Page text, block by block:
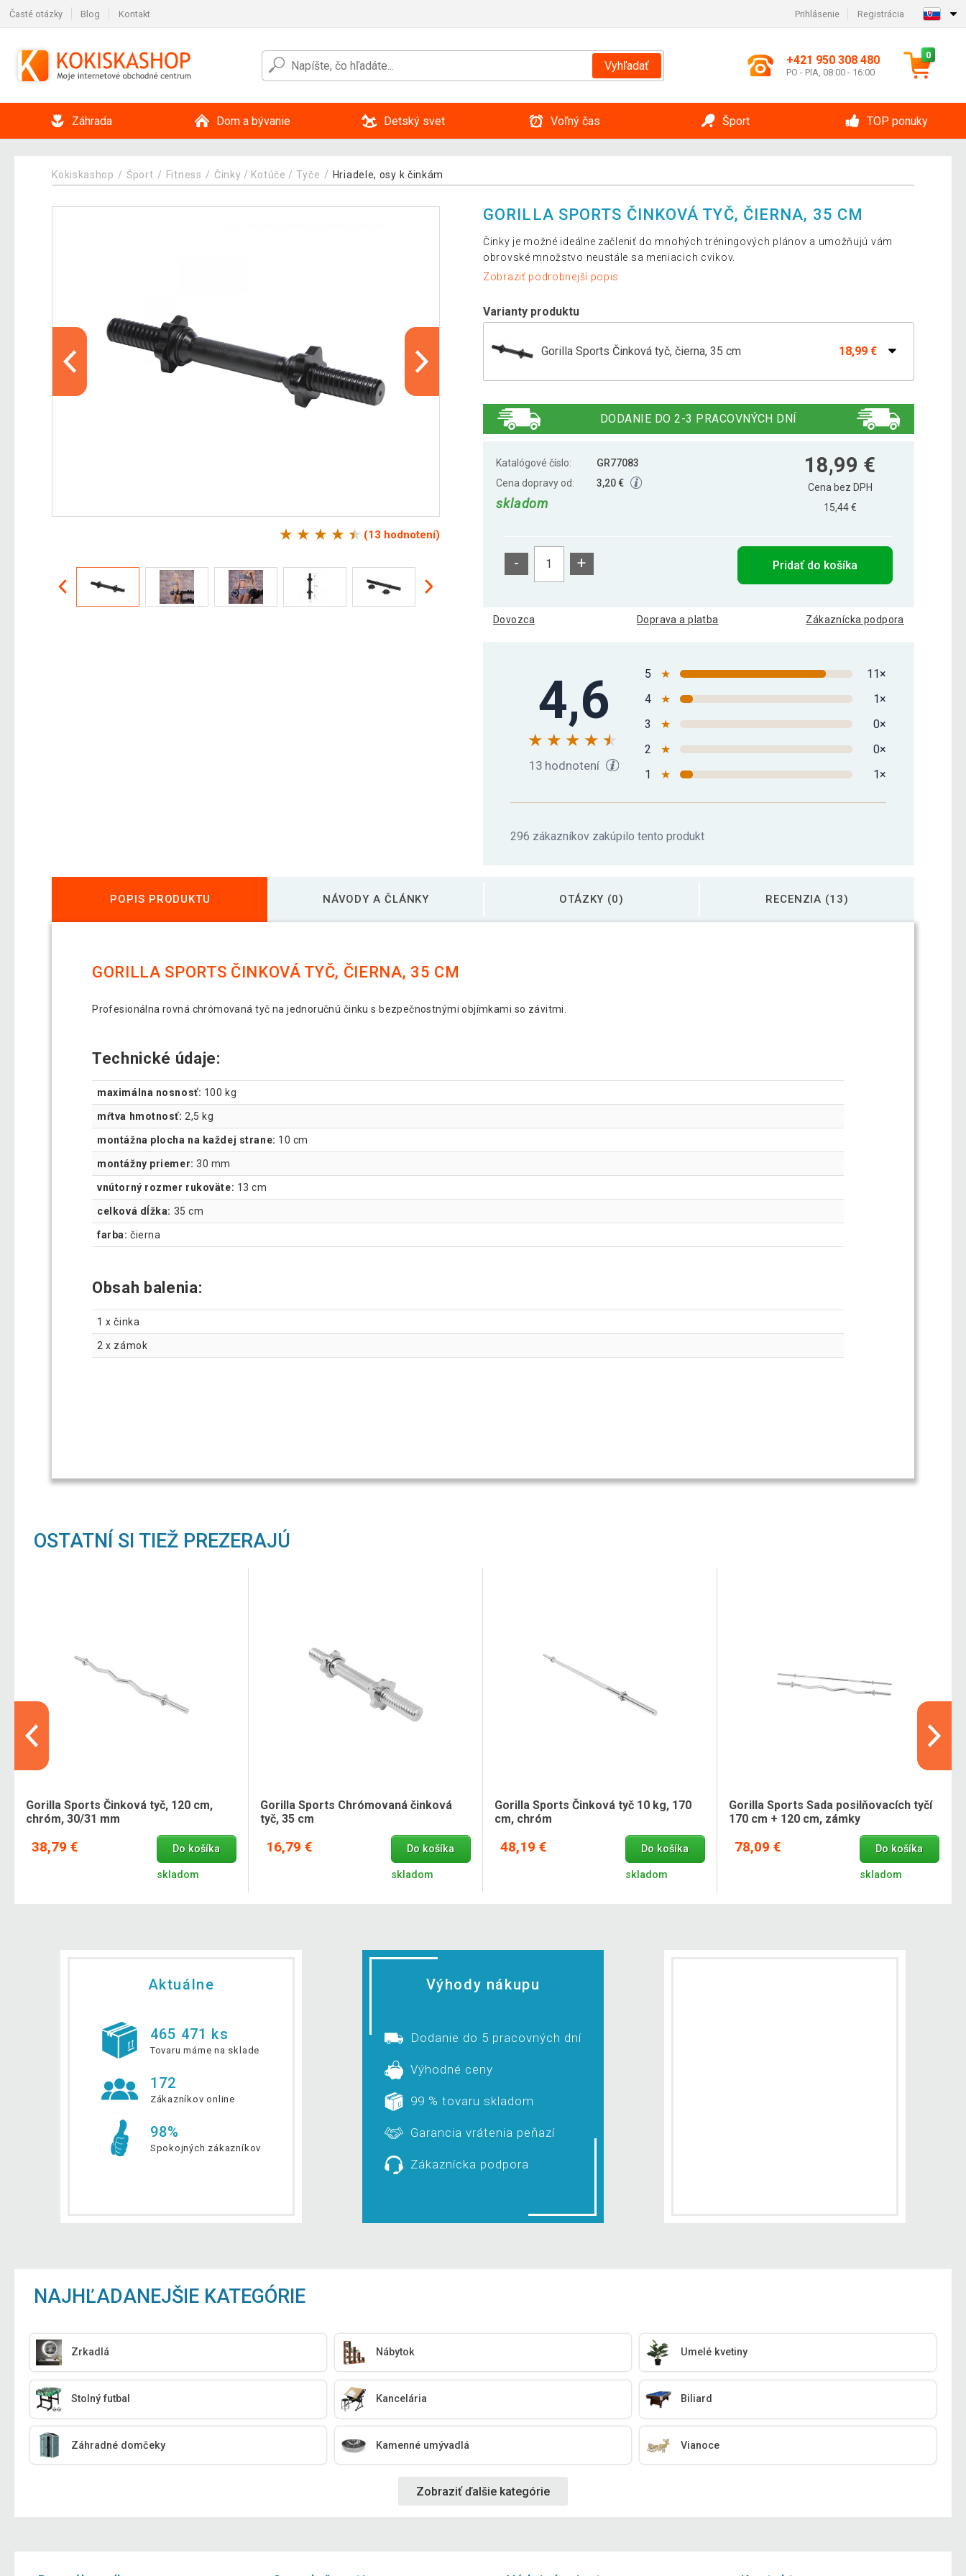
Časté otázky Blog Kontakt Prihlásenie Registrácia
Vyhľadať +421 950 308 480
PO - PIA, 08:00 - 16:00
0
Záhrada Dom a bývanie Detský svet Voľný čas Šport TOP ponuky
Kokiskashop Šport Fitness Činky / Kotúče / Tyče Hriadele, osy k činkám
(13 hodnotení)
GORILLA SPORTS ČINKOVÁ TYČ, ČIERNA, 35 CM
Činky je možné ideálne začleniť do mnohých tréningových plánov a umožňujú vám
obrovské množstvo neustále sa meniacich cvikov.
Zobraziť podrobnejší popis
Varianty produktu
Gorilla Sports Činková tyč, čierna, 35 cm 18,99 €
DODANIE DO 2-3 PRACOVNÝCH DNÍ
Katalógové číslo:
GR77083
Cena dopravy od:
3,20 €
skladom
18,99 €
Cena bez DPH
15,44 €
- + Pridať do košíka
Dovozca Doprava a platba Zákaznícka podpora
4,6
13 hodnotení
5 ★
11×
4
★
1×
3
★
0×
2
★
0×
1
★ 1×
296 zákazníkov zakúpilo tento produkt
POPIS PRODUKTU NÁVODY A ČLÁNKY OTÁZKY (0) RECENZIA (13)
GORILLA SPORTS ČINKOVÁ TYČ, ČIERNA, 35 CM
Profesionálna rovná chrómovaná tyč na jednoručnú činku s bezpečnostnými objímkami so závitmi.
Technické údaje:
maximálna nosnosť: 100 kg
mŕtva hmotnosť: 2,5 kg
montážna plocha na každej strane: 10 cm
montážny priemer: 30 mm
vnútorný rozmer rukoväte: 13 cm
celková dĺžka: 35 cm
farba: čierna
Obsah balenia:
1 x činka
2 x zámok
OSTATNÍ SI TIEŽ PREZERAJÚ
Gorilla Sports Činková tyč, 120 cm,
chróm, 30/31 mm
38,79 € Do košíka
skladom
Gorilla Sports Chrómovaná činková
tyč, 35 cm
16,79 € Do košíka
skladom
Gorilla Sports Činková tyč 10 kg, 170
cm, chróm
48,19 € Do košíka
skladom
Gorilla Sports Sada posilňovacích tyčí
170 cm + 120 cm, zámky
78,09 € Do košíka
skladom
Aktuálne
465 471 ks
Tovaru máme na sklade
172
Zákazníkov online
98%
Spokojných zákazníkov
Výhody nákupu
Dodanie do 5 pracovných dní
Výhodné ceny
99 % tovaru skladom
Garancia vrátenia peňazí
Zákaznícka podpora
NAJHĽADANEJŠIE KATEGÓRIE
Zrkadlá Nábytok Umelé kvetiny
Stolný futbal Kancelária Biliard
Záhradné domčeky Kamenné umývadlá Vianoce
Zobraziť ďalšie kategórie